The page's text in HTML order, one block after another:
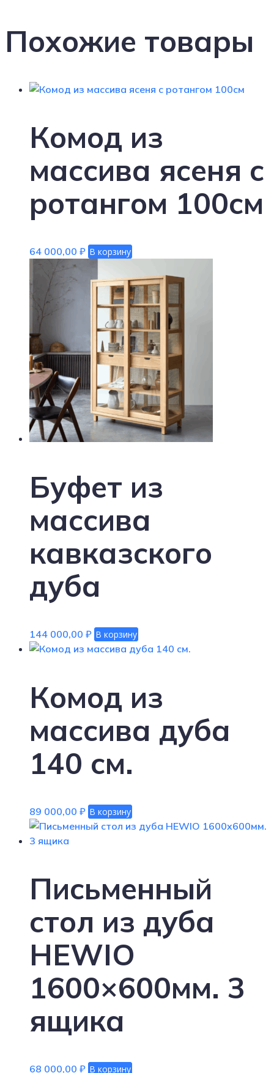
Похожие товары
Комод из
массива ясеня с
ротангом 100см
64 000,00 ₽ В корзину
Буфет из
массива
кавказского
дуба
144 000,00 ₽ В корзину
Комод из
массива дуба
140 см.
89 000,00 ₽ В корзину
Письменный
стол из дуба
HEWIO
1600×600мм. 3
ящика
68 000,00 ₽ В корзину